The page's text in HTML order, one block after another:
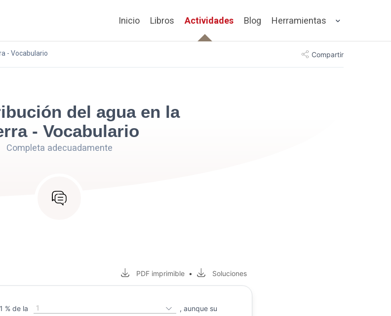
Inicio Libros Actividades Blog Herramientas
- Vocabulario Compartir
del agua en la
- Vocabulario
Completa adecuadamente
PDF imprimible • Soluciones
% de la 1 , aunque su